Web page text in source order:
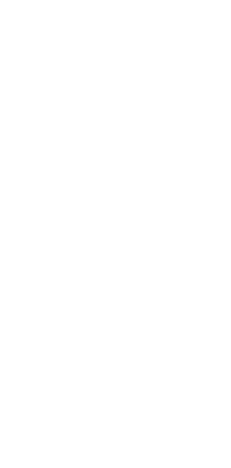
μικροπολιτικής – Απαξιώνετε έναν